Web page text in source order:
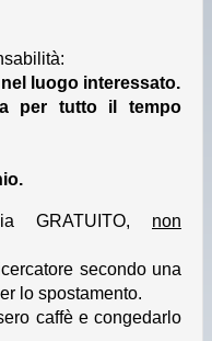
luogo interessato.
per tutto il tempo
GRATUITO, non
secondo una
lo spostamento.
caffè e congedarlo